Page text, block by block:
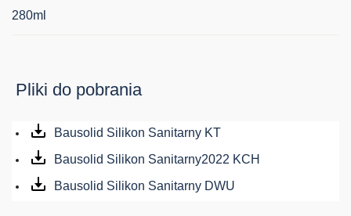
280ml
Pliki do pobrania
Bausolid Silikon Sanitarny KT
Bausolid Silikon Sanitarny2022 KCH
Bausolid Silikon Sanitarny DWU